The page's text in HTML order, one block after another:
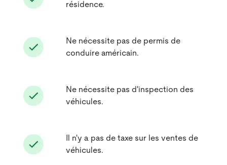
résidence.
Ne nécessite pas de permis de
conduire américain.
Ne nécessite pas d'inspection des
véhicules.
Il n'y a pas de taxe sur les ventes de
véhicules.